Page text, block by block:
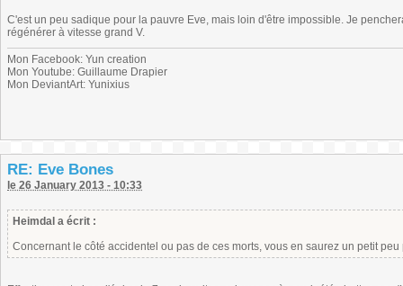
C'est un peu sadique pour la pauvre Eve, mais loin d'être impossible. Je
régénérer à vitesse grand V.
Mon Facebook: Yun creation
Mon Youtube: Guillaume Drapier
Mon DeviantArt: Yunixius
RE: Eve Bones
le 26 January 2013 - 10:33
Heimdal a écrit :
Concernant le côté accidentel ou pas de ces morts, vous en saurez un petit